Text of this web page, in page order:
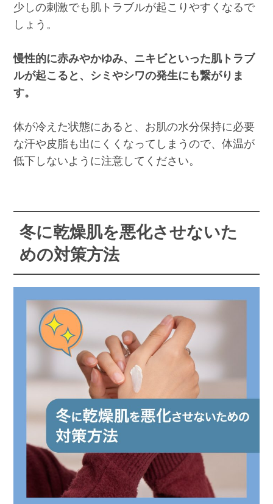
少しの刺激でも肌トラブルが起こりやすくなるで
しょう。
慢性的に赤みやかゆみ、ニキビといった肌トラブ
ルが起こると、シミやシワの発生にも繋がりま
す。
体が冷えた状態にあると、お肌の水分保持に必要
な汗や皮脂も出にくくなってしまうので、体温が
低下しないように注意してください。
冬に乾燥肌を悪化させないた
めの対策方法